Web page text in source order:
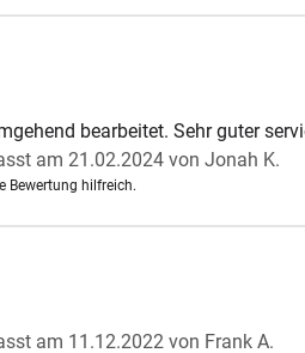
bearbeitet. Sehr guter
am 21.02.2024 von Jonah K.
Bewertung hilfreich.
am 11.12.2022 von Frank A.